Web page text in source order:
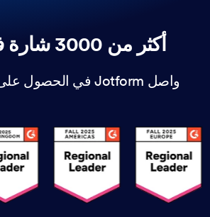
أكثر من 3000 شارة في المجال. آلاف الفرق السعيدة.
واصل Jotform في الحصول على التقدير من الفرق التي تبني، وأتمتة، وتنمو معنا.